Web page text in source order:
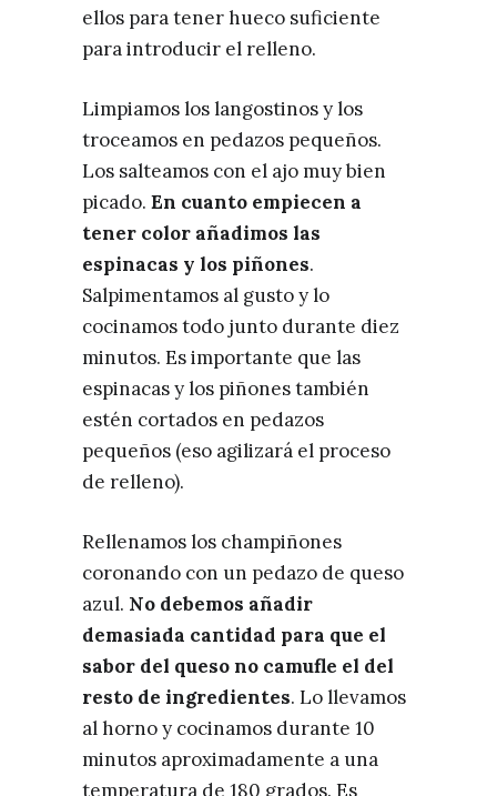
ellos para tener hueco suficiente
para introducir el relleno.
Limpiamos los langostinos y los
troceamos en pedazos pequeños.
Los salteamos con el ajo muy bien
picado. En cuanto empiecen a
tener color añadimos las
espinacas y los piñones.
Salpimentamos al gusto y lo
cocinamos todo junto durante diez
minutos. Es importante que las
espinacas y los piñones también
estén cortados en pedazos
pequeños (eso agilizará el proceso
de relleno).
Rellenamos los champiñones
coronando con un pedazo de queso
azul. No debemos añadir
demasiada cantidad para que el
sabor del queso no camufle el del
resto de ingredientes. Lo llevamos
al horno y cocinamos durante 10
minutos aproximadamente a una
temperatura de 180 grados. Es